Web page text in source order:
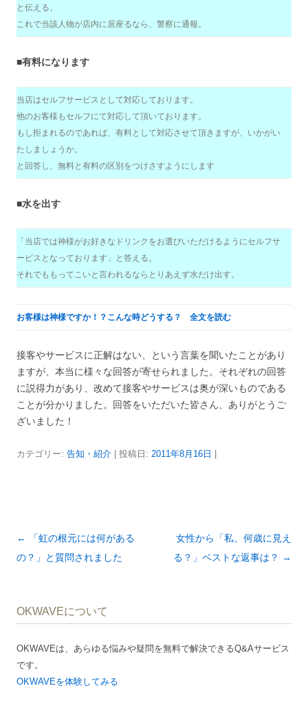
と伝える。
これで当該人物が店内に居座るなら、警察に通報。
■有料になります
当店はセルフサービスとして対応しております。
他のお客様もセルフにて対応して頂いております。
もし拒まれるのであれば、有料として対応させて頂きますが、いかがい
たしましょうか。
と回答し、無料と有料の区別をつけさすようにします
■水を出す
「当店では神様がお好きなドリンクをお選びいただけるようにセルフサ
ービスとなっております」と答える。
それでももってこいと言われるならとりあえず水だけ出す。
お客様は神様ですか！？こんな時どうする？ 全文を読む
接客やサービスに正解はない、という言葉を聞いたことがあり
ますが、本当に様々な回答が寄せられました。それぞれの回答
に説得力があり、改めて接客やサービスは奥が深いものである
ことが分かりました。回答をいただいた皆さん、ありがとうご
ざいました！
カテゴリー: 告知・紹介 | 投稿日: 2011年8月16日
投
稿
ゲ
シ
ョ
←
「虹の根元には何がある
の？」と質問されました
女性から「私、何歳に見え
る？」ベストな返事は？ →
OKWAVEについて
OKWAVEは、あらゆる悩みや疑問を無料で解決できるQ&Aサービス
です。
OKWAVEを体験してみる